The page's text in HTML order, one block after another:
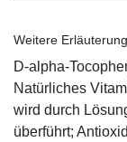
Weitere
D-alpha-
Natürliches
wird durch
überführt;